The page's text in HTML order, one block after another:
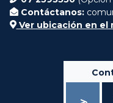
Contáctanos:
Ver ubicación en el